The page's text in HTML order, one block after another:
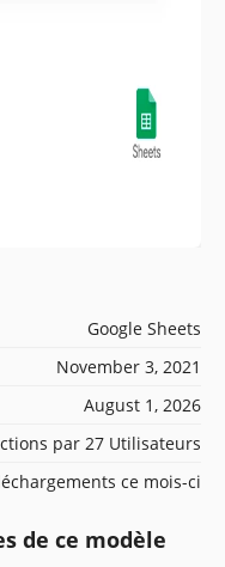
Google Sheets
November 3, 2021
August 1, 2026
par 27 Utilisateurs
ce mois-ci
de ce modèle